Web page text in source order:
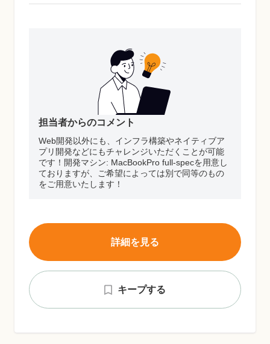
担当者からのコメント
Web開発以外にも、インフラ構築やネイティブア
プリ開発などにもチャレンジいただくことが可能
です！開発マシン: MacBookPro full-specを用意し
ておりますが、ご希望によっては別で同等のもの
をご用意いたします！
キープする
詳細を見る